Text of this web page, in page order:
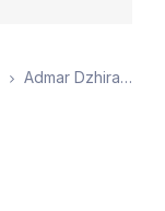
Admar Dzhiraev - Хищная пантера